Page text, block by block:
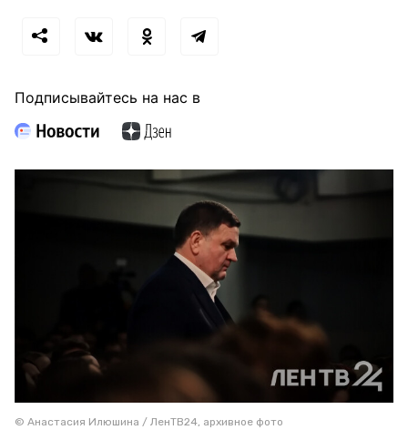
Подписывайтесь на нас в
© Анастасия Илюшина / ЛенТВ24, архивное фото